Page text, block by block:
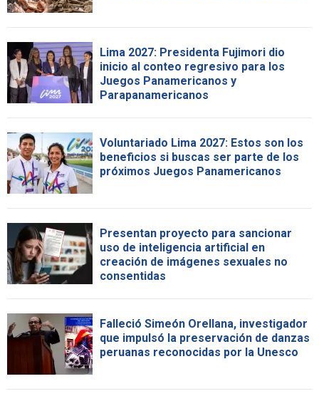
Lima 2027: Presidenta Fujimori dio
inicio al conteo regresivo para los
Juegos Panamericanos y
Parapanamericanos
Voluntariado Lima 2027: Estos son los
beneficios si buscas ser parte de los
próximos Juegos Panamericanos
Presentan proyecto para sancionar
uso de inteligencia artificial en
creación de imágenes sexuales no
consentidas
Falleció Simeón Orellana, investigador
que impulsó la preservación de danzas
peruanas reconocidas por la Unesco